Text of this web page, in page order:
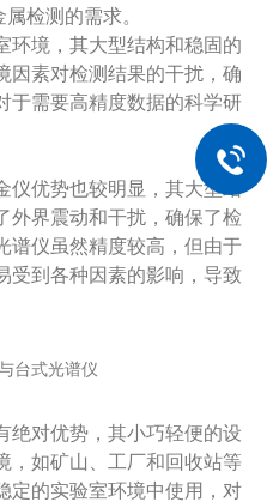
检测的需求。
环境，其大型结构和稳固的
因素对检测结果的干扰，确
于需要高精度数据的科学研
仪优势也较明显，其大型结
外界震动和干扰，确保了检
谱仪虽然精度较高，但由于
受到各种因素的影响，导致
绝对优势，其小巧轻便的设
，如矿山、工厂和回收站等
定的实验室环境中使用，对